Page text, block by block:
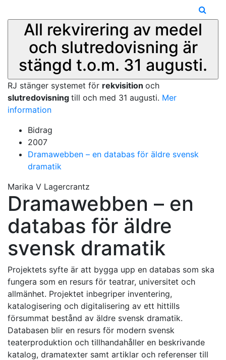
All rekvirering av medel
och slutredovisning är
stängd t.o.m. 31 augusti.
RJ stänger systemet för rekvisition och
slutredovisning till och med 31 augusti. Mer
information
Bidrag
2007
Dramawebben – en databas för äldre svensk
dramatik
Marika V Lagercrantz
Dramawebben – en
databas för äldre
svensk dramatik
Projektets syfte är att bygga upp en databas som ska
fungera som en resurs för teatrar, universitet och
allmänhet. Projektet inbegriper inventering,
katalogisering och digitalisering av ett hittills
försummat bestånd av äldre svensk dramatik.
Databasen blir en resurs för modern svensk
teaterproduktion och tillhandahåller en beskrivande
katalog, dramatexter samt artiklar och referenser till